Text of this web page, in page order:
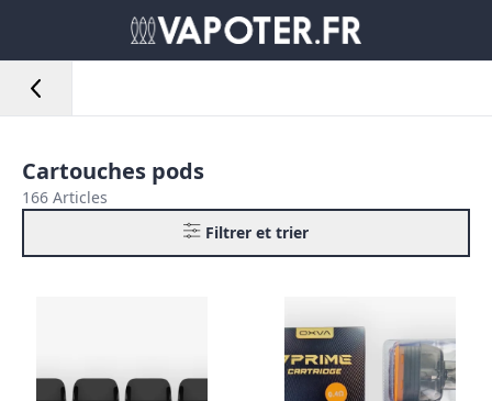
Cartouches pods
166 Articles
Filtrer et trier